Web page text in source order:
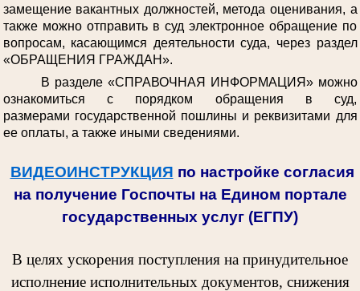
замещение вакантных должностей, метода оценивания, а
также можно отправить в суд электронное обращение по
вопросам, касающимся деятельности суда, через раздел
«ОБРАЩЕНИЯ ГРАЖДАН».
В разделе «СПРАВОЧНАЯ ИНФОРМАЦИЯ» можно
ознакомиться с порядком обращения в суд,
размерами государственной пошлины и реквизитами для
ее оплаты, а также иными сведениями.
ВИДЕОИНСТРУКЦИЯ по настройке согласия
на получение Госпочты на Едином портале
государственных услуг (ЕГПУ)
В целях ускорения поступления на принудительное
исполнение исполнительных документов, снижения